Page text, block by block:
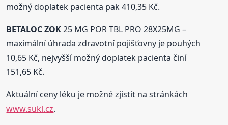
možný doplatek pacienta pak 410,35 Kč.
BETALOC ZOK25 MG POR TBL PRO 28X25MG –
maximální úhrada zdravotní pojišťovny je pouhých
10,65 Kč, nejvyšší možný doplatek pacienta činí
151,65 Kč.
Aktuální ceny léku je možné zjistit na stránkách
www.sukl.cz.